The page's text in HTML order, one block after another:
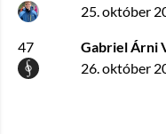
25. október
47
Gabriel Árni
26. október